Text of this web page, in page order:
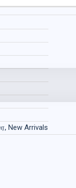
New Arrivals